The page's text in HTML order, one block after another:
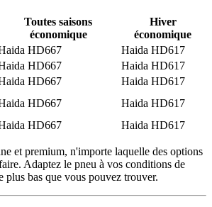
Toutes saisons
économique
Hiver
économique
HD667
Haida HD617
HD667
Haida HD617
HD667
Haida HD617
HD667
Haida HD617
HD667 Haida HD617
et premium, n'importe laquelle des options
Adaptez le pneu à vos conditions de
plus bas que vous pouvez trouver.